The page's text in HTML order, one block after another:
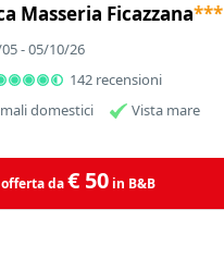
Masseria Ficazzana***
- 05/10/26
142 recensioni
domestici
Vista mare
offerta da€ 50 in B&B